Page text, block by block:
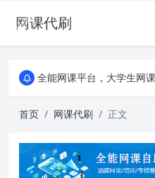
网课代刷
AI论文写作平台，根据真
全能网课平台，大学生网课、成教、
全能网课平台，大学生网课、成教、
首页 网课代刷 正文